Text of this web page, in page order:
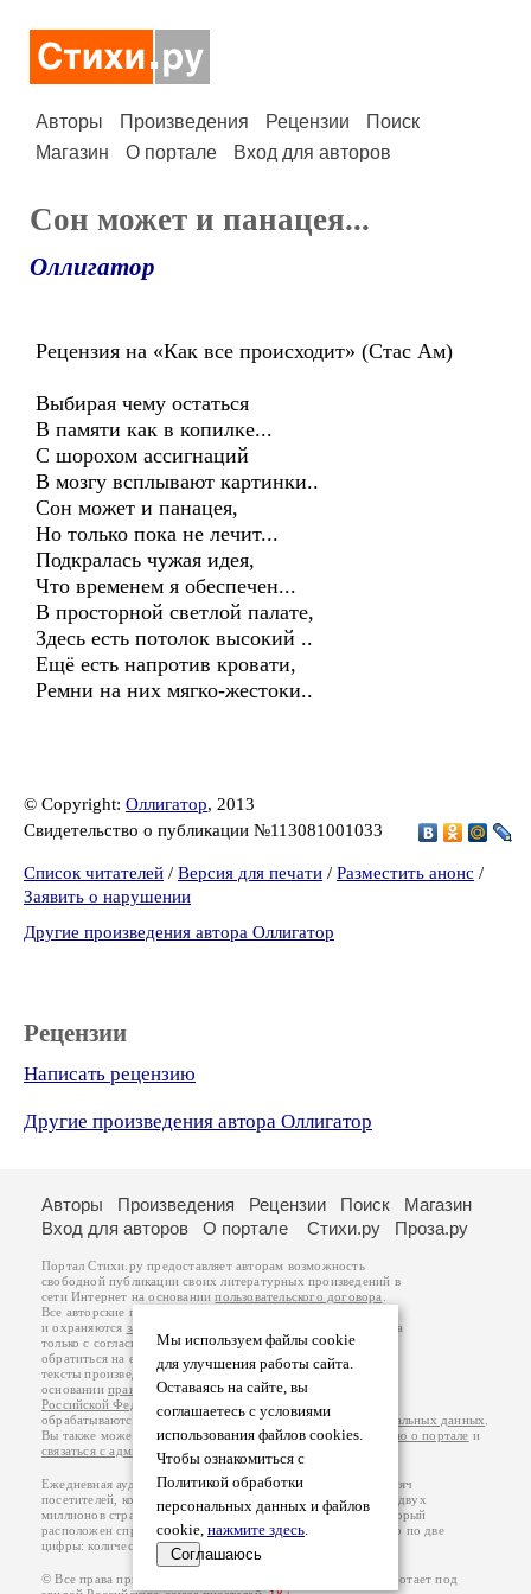
Авторы Произведения Рецензии
Поиск
Магазин
О портале Вход для авторов
Сон может и панацея...
Оллигатор
Рецензия на «Как все происходит» (Стас Ам)
Выбирая чему остаться
В памяти как в копилке...
С шорохом ассигнаций
В мозгу всплывают картинки..
Сон может и панацея,
Но только пока не лечит...
Подкралась чужая идея,
Что временем я обеспечен...
В просторной светлой палате,
Здесь есть потолок высокий ..
Ещё есть напротив кровати,
Ремни на них мягко-жестоки..
© Copyright: Оллигатор, 2013
Свидетельство о публикации №113081001033
Список читателей / Версия для печати / Разместить анонс /
Заявить о нарушении
Другие произведения автора Оллигатор
Рецензии
Написать рецензию
Другие произведения автора Оллигатор
Мы используем файлы cookie
для улучшения работы сайта.
Оставаясь на сайте, вы
соглашаетесь с условиями
использования файлов cookies.
Чтобы ознакомиться с
Политикой обработки
персональных данных и файлов
cookie, нажмите здесь.
Соглашаюсь
Авторы Произведения Рецензии Поиск
Магазин
Вход для авторов
О портале Стихи.ру Проза.ру
Портал Стихи.ру предоставляет авторам возможность
свободной публикации своих литературных произведений в
сети Интернет на основаниипользовательского договора
Все авторские права на произведения принадлежат авторам
и охраняются законом
. Перепечатка произведений возможна
только с согласия его автора, к которому вы можете
обратиться на его авторской странице. Ответственность за
тексты произведений авторы несут самостоятельно на
основанииправил публикацииизаконодательства
Российской Федерации
обрабатываются на основанииПолитики обработки персональных данных
Вы также можете посмотреть более подробнуюинформацию о портале и
связаться с администрацией
Ежедневная аудитория портала Стихи.ру – порядка 200 тысяч
посетителей, которые в общей сумме просматривают более двух
миллионов страниц по данным счетчика посещаемости, который
расположен справа от этого текста. В каждой графе указано по две
цифры: количество просмотров и количество посетителей.
© Все права принадлежат авторам, 2000-2026. Портал работает под